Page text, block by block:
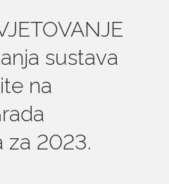
sustava
na
za 2023.